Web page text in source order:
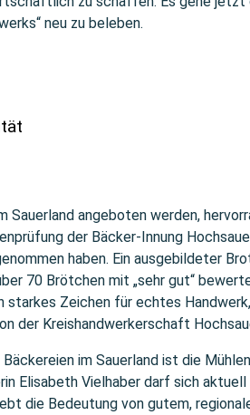
neu zu beleben.
Sauerland angeboten werden,
der Bäcker-Innung
haben. Ein ausgebildeter
70 Brötchen mit „sehr gut“
starkes Zeichen für echtes
der Kreishandwerkerschaft
im Sauerland ist die
Elisabeth Vielhaber darf sich
die Bedeutung von gutem,